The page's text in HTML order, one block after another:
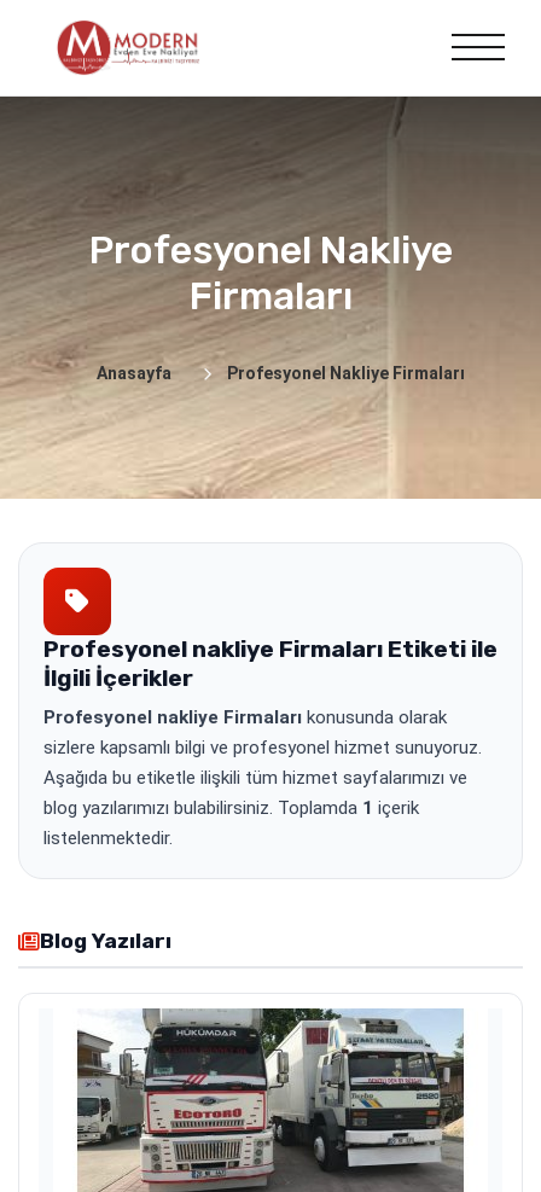
Profesyonel Nakliye
Firmaları
Anasayfa Profesyonel Nakliye Firmaları
Profesyonel nakliye Firmaları Etiketi ile
İlgili İçerikler
Profesyonel nakliye Firmaları konusunda olarak
sizlere kapsamlı bilgi ve profesyonel hizmet sunuyoruz.
Aşağıda bu etiketle ilişkili tüm hizmet sayfalarımızı ve
blog yazılarımızı bulabilirsiniz. Toplamda 1 içerik
listelenmektedir.
Blog Yazıları